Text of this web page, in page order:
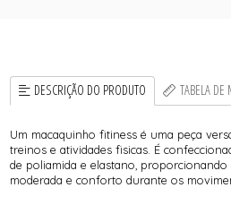
DESCRIÇÃO DO PRODUTO TABELA DE
Um macaquinho fitiness é uma peça
treinos e atividades fisicas. É
de poliamida e elastano, proporcionando
moderada e conforto durante os